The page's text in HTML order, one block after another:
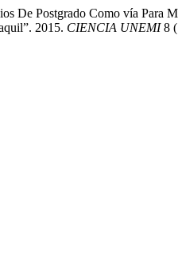
De Postgrado Como vía Para
2015. CIENCIA UNEMI8